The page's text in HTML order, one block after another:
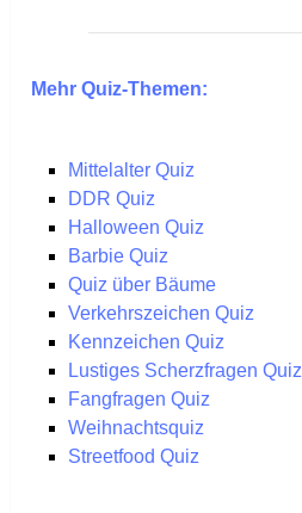
Mehr Quiz-Themen:
Mittelalter Quiz
DDR Quiz
Halloween Quiz
Barbie Quiz
Quiz über Bäume
Verkehrszeichen Quiz
Kennzeichen Quiz
Lustiges Scherzfragen Quiz
Fangfragen Quiz
Weihnachtsquiz
Streetfood Quiz